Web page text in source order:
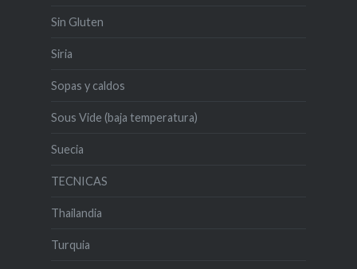
Sin Gluten
Siria
Sopas y caldos
Sous Vide (baja temperatura)
Suecia
TECNICAS
Thailandia
Turquia